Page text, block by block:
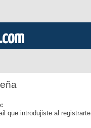
.com
que introdujiste al registrarte.